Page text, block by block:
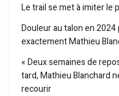
Le trail se met à imiter le
Douleur au talon en
exactement Mathieu
« Deux semaines de
tard, Mathieu Blanchard
recourir